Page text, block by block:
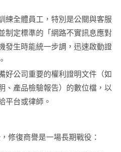
練全體員工，特別是公關與客服
制定標準的「網路不實訊息應對
發生時能統一步調，迅速啟動證
好公司重要的權利證明文件（如
、產品檢驗報告）的數位檔，以
平台或律師。
修復商譽是一場長期戰役：